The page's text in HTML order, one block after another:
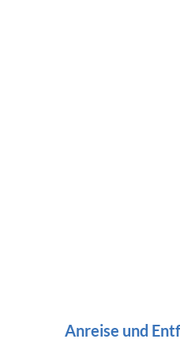
Anreise und